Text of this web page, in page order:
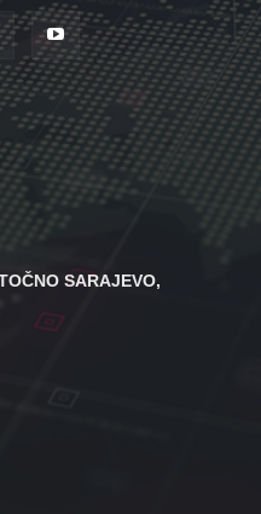
SARAJEVO,